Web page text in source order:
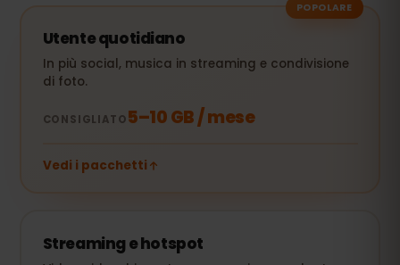
POPOLARE
Utente quotidiano
In più social, musica in streaming e condivisione
di foto.
CONSIGLIATO5–10 GB / mese
Vedi i pacchetti
Streaming e hotspot